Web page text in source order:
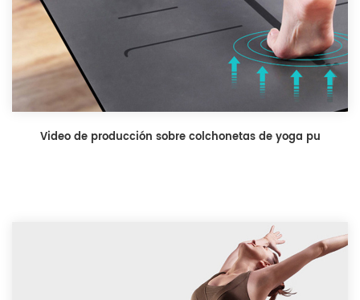
Video de producción sobre colchonetas de yoga pu